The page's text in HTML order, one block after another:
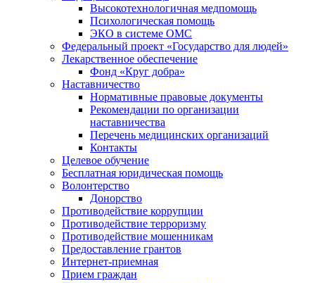
Высокотехнологичная медпомощь
Психологическая помощь
ЭКО в системе ОМС
Федеральный проект «Государство для людей»
Лекарственное обеспечение
Фонд «Круг добра»
Наставничество
Нормативные правовые документы
Рекомендации по организации
наставничества
Перечень медицинских организаций
Контакты
Целевое обучение
Бесплатная юридическая помощь
Волонтерство
Донорство
Противодействие коррупции
Противодействие терроризму
Противодействие мошенникам
Предоставление грантов
Интернет-приемная
Прием граждан